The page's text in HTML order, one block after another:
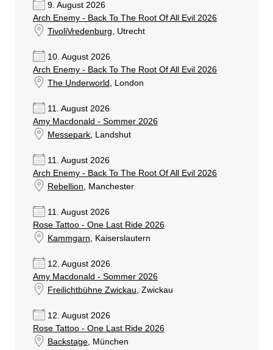
9. August 2026
Arch Enemy - Back To The Root Of All Evil 2026
TivoliVredenburg , Utrecht
10. August 2026
Arch Enemy - Back To The Root Of All Evil 2026
The Underworld
, London
11. August 2026
Amy Macdonald - Sommer 2026
Messepark, Landshut
11. August 2026
Arch Enemy - Back To The Root Of All Evil 2026
Rebellion , Manchester
11. August 2026
Rose Tattoo - One Last Ride 2026
Kammgarn , Kaiserslautern
12. August 2026
Amy Macdonald - Sommer 2026
Freilichtbühne Zwickau , Zwickau
12. August 2026
Rose Tattoo - One Last Ride 2026
Backstage, München